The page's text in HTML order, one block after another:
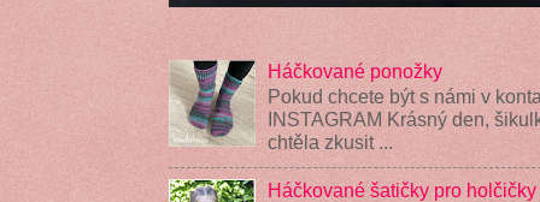
Háčkované ponožky
Pokud chcete být s námi v
INSTAGRAM Krásný den,
chtěla zkusit ...
Háčkované šatičky pro holčičky